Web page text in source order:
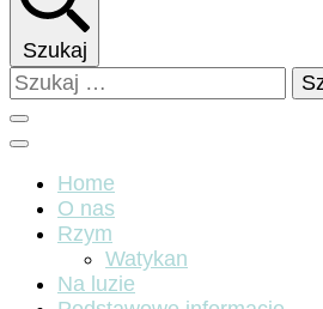
Szukaj
Szukaj:
Home
O nas
Rzym
Watykan
Na luzie